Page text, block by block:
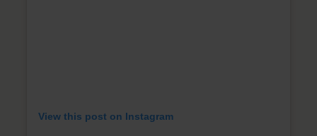
View this post on Instagram